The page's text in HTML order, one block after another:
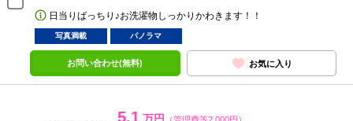
日当りばっちり♪お洗濯物しっかりかわきます！！
写真満載 パノラマ
お問い合わせ(無料) お気に入り
5.1